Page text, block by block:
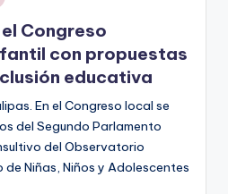
Congreso
con propuestas
educativa
En el Congreso local se
del Segundo Parlamento
del Observatorio
Niñas, Niños y Adolescentes